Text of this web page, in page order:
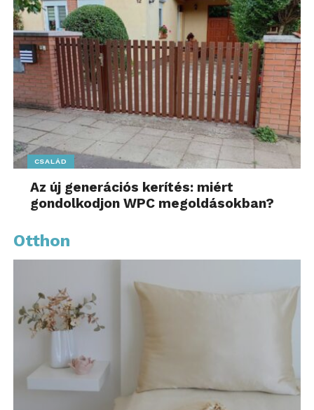
CSALÁD
Az új generációs kerítés: miért
gondolkodjon WPC megoldásokban?
Otthon